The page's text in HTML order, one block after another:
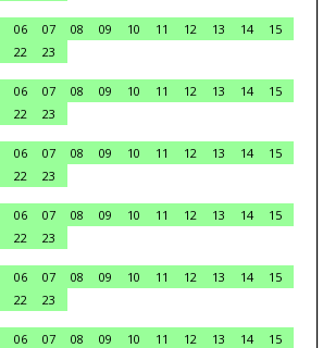
06 07 08 09 10 11 12 13 14
15
22
23
06 07 08 09 10 11 12 13 14
15
22
23
06 07 08 09 10 11 12 13 14
15
22
23
06 07 08 09 10 11 12 13 14
15
22
23
06 07 08 09 10 11 12 13 14
15
22
23
06 07 08 09 10 11 12 13 14
15